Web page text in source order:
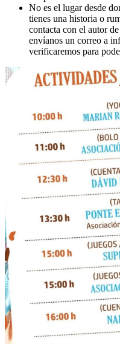
No es el lugar desde
tienes una historia o
contacta con el autor
envíanos un correo a
verificaremos para